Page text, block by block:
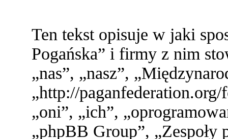
Ten tekst opisuje w jaki
Pogańska” i firmy z nim
„nas”, „nasz”,
„http://
„oni”, „ich”,
„phpBB Group”,